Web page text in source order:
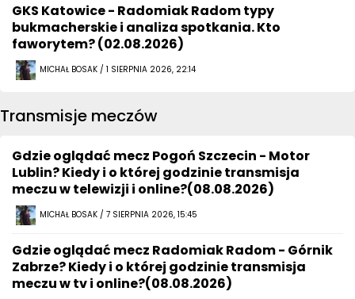
GKS Katowice - Radomiak Radom typy
bukmacherskie i analiza spotkania. Kto
faworytem? (02.08.2026)
MICHAŁ BOSAK / 1 SIERPNIA 2026, 22:14
Transmisje meczów
Gdzie oglądać mecz Pogoń Szczecin - Motor
Lublin? Kiedy i o której godzinie transmisja
meczu w telewizji i online?(08.08.2026)
MICHAŁ BOSAK / 7 SIERPNIA 2026, 15:45
Gdzie oglądać mecz Radomiak Radom - Górnik
Zabrze? Kiedy i o której godzinie transmisja
meczu w tv i online?(08.08.2026)